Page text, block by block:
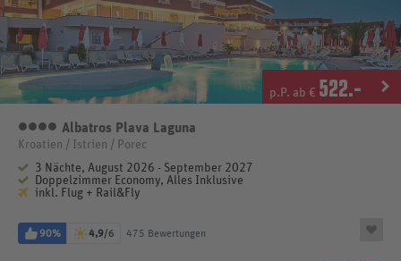
p.P. ab € 522.-
4 Sterne
Albatros Plava Laguna
Kroatien / Istrien / Porec
3 Nächte, August 2026 - September 2027
Doppelzimmer Economy, Alles Inklusive
inkl. Flug + Rail&Fly
90% 4,9/6 475 Bewertungen